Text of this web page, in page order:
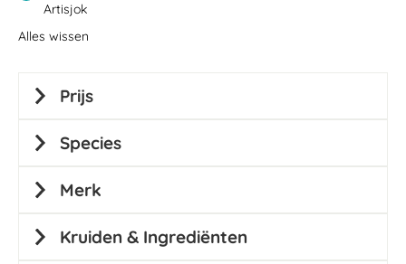
Artisjok
Alles wissen
Prijs
Species
Merk
Kruiden & Ingrediënten